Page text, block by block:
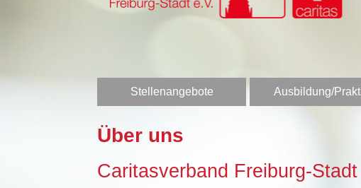
Stellenangebote Ausbildung/
Über uns
Caritasverband Freiburg-Stadt